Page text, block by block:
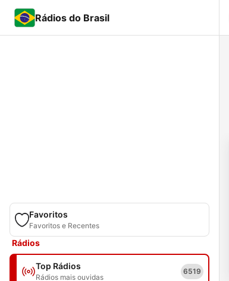
Rádios do Brasil
Favoritos
Favoritos e Recentes
Rádios
Top Rádios
Rádios mais ouvidas
6519